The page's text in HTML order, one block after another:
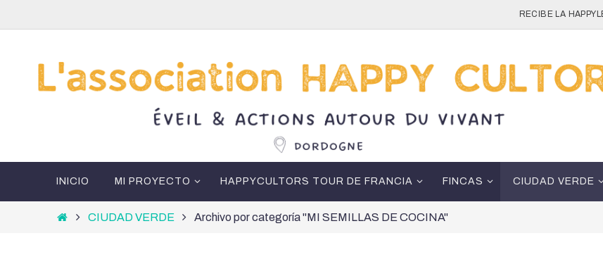
contenido
RECIBE LA
INICIO MI PROYECTO HAPPYCULTORS TOUR DE FRANCIA FINCAS CIUDAD VERDE
InicioCIUDAD VERDE Archivo por categoría "MI SEMILLAS DE COCINA"